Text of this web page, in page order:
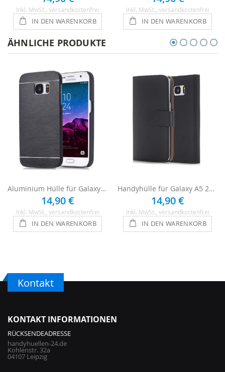
Inkl. MwSt. , versandkostenfrei
IN DEN WARENKORB
Inkl. MwSt. , versandkostenfrei
IN DEN WARENKORB
ÄHNLICHE PRODUKTE
Aluminium Hülle für Galaxy A5 (2016) - Schwarz
14,90 €
Inkl. MwSt. , versandkostenfrei
IN DEN WARENKORB
Handyhülle für Galaxy A5 2016 - Schwarz
14,90 €
Inkl. MwSt. , versandkostenfrei
IN DEN WARENKORB
Kontakt
KONTAKT INFORMATIONEN
RÜCKSENDEADRESSE
handyhuellen-24.de
Kohlenstr. 32a
04107 Leipzig